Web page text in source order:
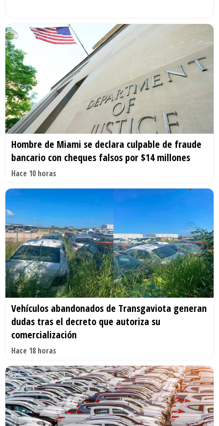
Hombre de Miami se declara culpable de fraude
bancario con cheques falsos por $14 millones
Hace 10 horas
Vehículos abandonados de Transgaviota generan
dudas tras el decreto que autoriza su
comercialización
Hace 18 horas